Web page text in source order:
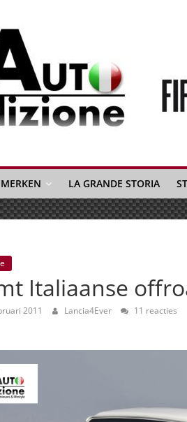
MERKEN LA GRANDE STORIA
Italiaanse
2011 Lancia4Ever 11 reacties